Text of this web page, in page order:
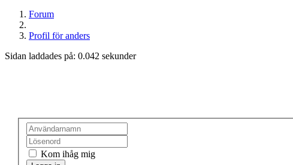
Forum
Profil för anders
Sidan laddades på: 0.042 sekunder
Kom ihåg mig